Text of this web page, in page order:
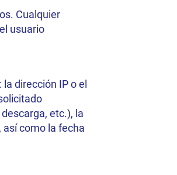
Cualquier
usuario
dirección IP o el
etc.), la
como la fecha